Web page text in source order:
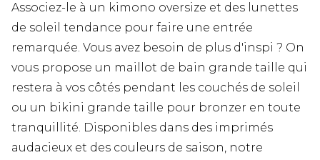
Associez-le à un kimono oversize et des lunettes
de soleil tendance pour faire une entrée
remarquée. Vous avez besoin de plus d'inspi ? On
vous propose un maillot de bain grande taille qui
restera à vos côtés pendant les couchés de soleil
ou un bikini grande taille pour bronzer en toute
tranquillité. Disponibles dans des imprimés
audacieux et des couleurs de saison, notre